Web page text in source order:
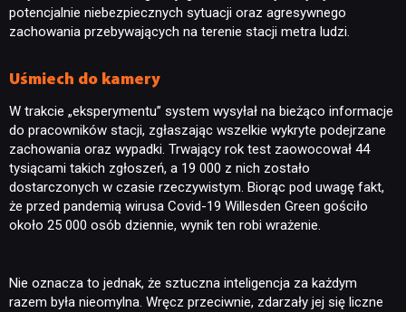
potencjalnie niebezpiecznych sytuacji oraz agresywnego
zachowania przebywających na terenie stacji metra ludzi.
Uśmiech do kamery
W trakcie „eksperymentu” system wysyłał na bieżąco informacje
do pracowników stacji, zgłaszając wszelkie wykryte podejrzane
zachowania oraz wypadki. Trwający rok test zaowocował 44
tysiącami takich zgłoszeń, a 19 000 z nich zostało
dostarczonych w czasie rzeczywistym. Biorąc pod uwagę fakt,
że przed pandemią wirusa Covid-19 Willesden Green gościło
około 25 000 osób dziennie, wynik ten robi wrażenie.
Nie oznacza to jednak, że sztuczna inteligencja za każdym
razem była nieomylna. Wręcz przeciwnie, zdarzały jej się liczne